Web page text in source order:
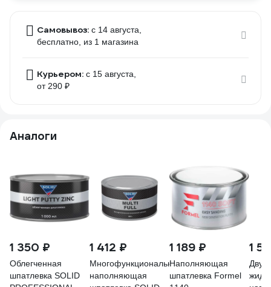
Самовывоз: c 14 августа,
бесплатно , из 1 магазина
Курьером: c 15 августа,
от 290 ₽
Аналоги
1 350 ₽
Облегченная
шпатлевка SOLID
1 412 ₽
Многофункциональная
наполняющая
1 189 ₽
Наполняющая
шпатлевка Formel
1